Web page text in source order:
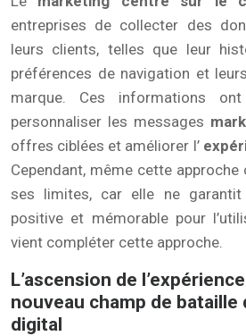
entreprises de collecter des
leurs clients, telles que leur
préférences de navigation et
marque. Ces informations
personnaliser les messages
offres ciblées et améliorer l’
Cependant, même cette
ses limites, car elle ne garantit
positive et mémorable pour
vient compléter cette approche.
L’ascension de
nouveau champ de bataille
digital